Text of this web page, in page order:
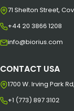
71 Shelton Street,
+44 20 3866 1208
info@biorius.com
CONTACT USA
1700 W. Irving Park
+1 (773) 897 3102